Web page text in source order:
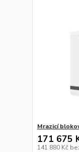
Mrazicí
171 675
141 880 Kč